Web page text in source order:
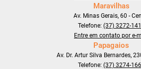
Maravilhas
Av. Minas Gerais, 60 -
Telefone: (37) 3272-
Entre em contato por e-
Papagaios
Av. Dr. Artur Silva Bernardes,
Telefone: (37) 3274-